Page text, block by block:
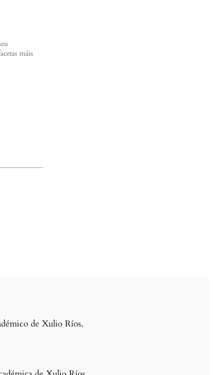
máis
de Xulio Ríos.